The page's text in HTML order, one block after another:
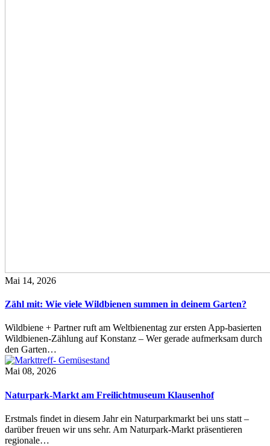
Mai 14, 2026
Zähl mit: Wie viele Wildbienen summen in deinem Garten?
Wildbiene + Partner ruft am Weltbienentag zur ersten App-basierten
Wildbienen-Zählung auf Konstanz – Wer gerade aufmerksam durch
den Garten…
Mai 08, 2026
Naturpark-Markt am Freilichtmuseum Klausenhof
Erstmals findet in diesem Jahr ein Naturparkmarkt bei uns statt –
darüber freuen wir uns sehr. Am Naturpark-Markt präsentieren
regionale…